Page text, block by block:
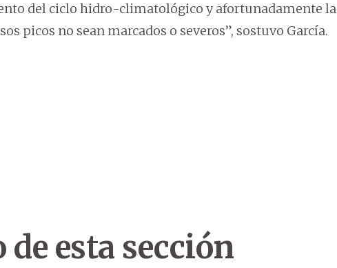
del ciclo hidro-climatológico y afortunadamente la
picos no sean marcados o severos”, sostuvo García.
esta sección